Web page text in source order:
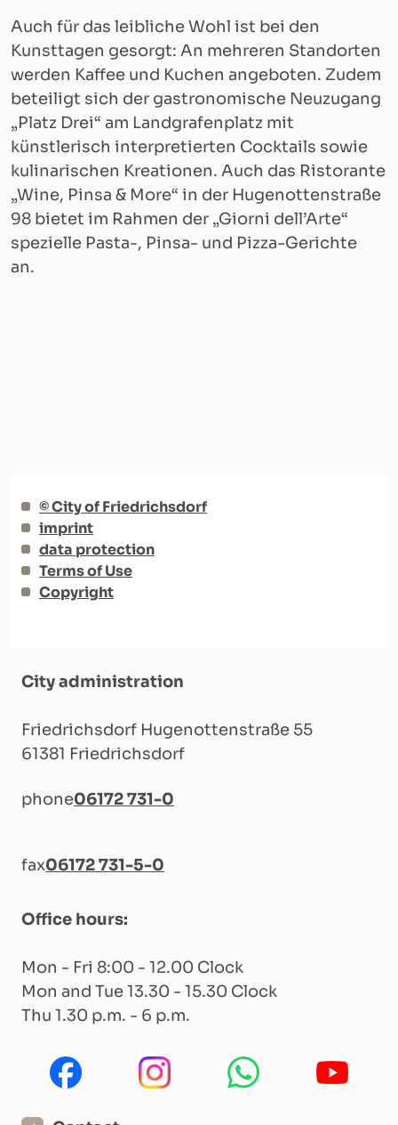
Auch für das leibliche Wohl ist bei den
Kunsttagen gesorgt: An mehreren Standorten
werden Kaffee und Kuchen angeboten. Zudem
beteiligt sich der gastronomische Neuzugang
„Platz Drei“ am Landgrafenplatz mit
künstlerisch interpretierten Cocktails sowie
kulinarischen Kreationen. Auch das Ristorante
„Wine, Pinsa & More“ in der Hugenottenstraße
98 bietet im Rahmen der „Giorni dell’Arte“
spezielle Pasta-, Pinsa- und Pizza-Gerichte
an.
© City of Friedrichsdorf
imprint
data protection
Terms of Use
Copyright
City administration
Friedrichsdorf Hugenottenstraße 55
61381 Friedrichsdorf
phone06172 731-0
fax06172 731-5-0
Office hours:
Mon - Fri 8:00 - 12.00 Clock
Mon and Tue 13.30 - 15.30 Clock
Thu 1.30 p.m. - 6 p.m.